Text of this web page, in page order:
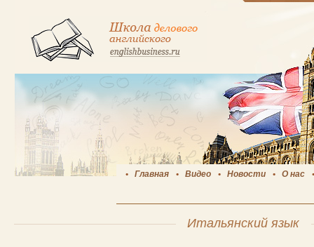
Главная Видео Новости О нас
Итальянский язык